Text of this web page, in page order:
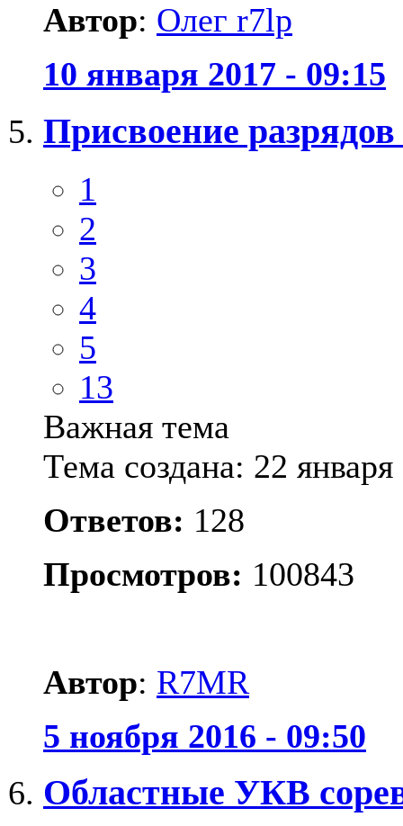
Автор: Олег r7lp
10 января 2017 - 09:15
Присвоение
1
2
3
4
5
13
Важная тема
Тема создана: 22
Ответов: 128
Просмотров: 100843
Автор: R7MR
5 ноября 2016 - 09:50
Областные УКВ